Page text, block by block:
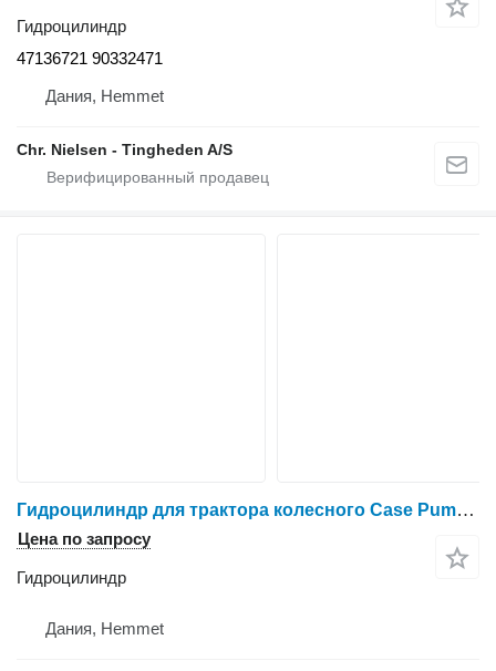
Гидроцилиндр
47136721 90332471
Дания, Hemmet
Chr. Nielsen - Tingheden A/S
Гидроцилиндр для трактора колесного Case Puma 200 CVX
Цена по запросу
Гидроцилиндр
Дания, Hemmet